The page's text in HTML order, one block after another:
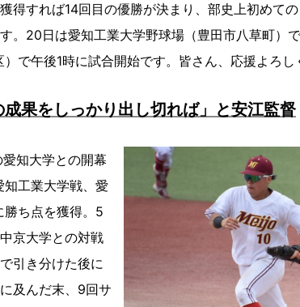
得すれば14回目の優勝が決まり、部史上初めて
。20日は愛知工業大学野球場（豊田市八草町）
で午後1時に試合開始です。皆さん、応援よろ
成果をしっかり出し切れば」と安江監督
知大学との開幕
工業大学戦、愛
勝ち点を獲得。5
京大学との対戦
引き分けた後に
及んだ末、9回サ